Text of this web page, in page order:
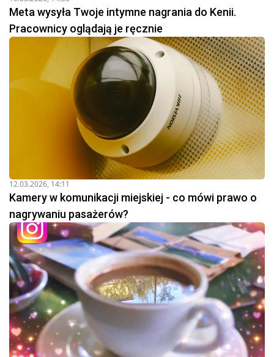
Meta wysyła Twoje intymne nagrania do Kenii.
Pracownicy oglądają je ręcznie
12.03.2026, 14:11
Kamery w komunikacji miejskiej - co mówi prawo o
nagrywaniu pasażerów?